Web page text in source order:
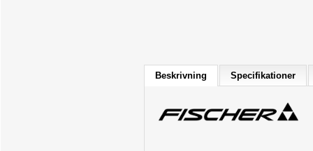
Beskrivning Specifikationer